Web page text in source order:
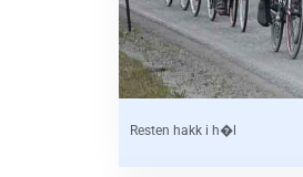
Resten hakk i h�l